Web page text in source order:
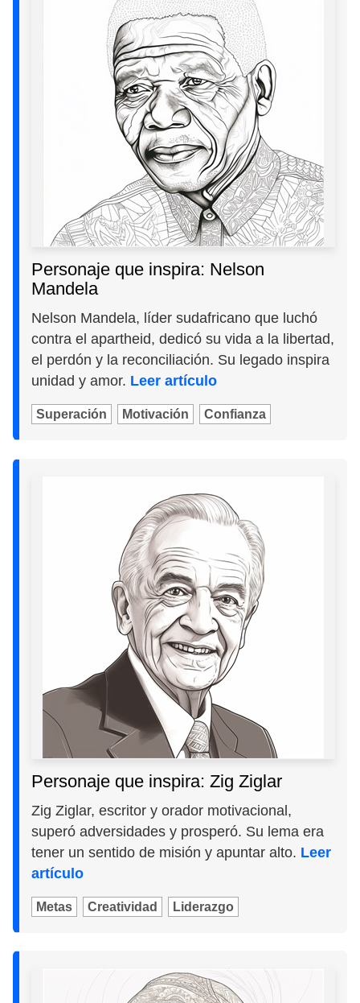
Personaje que inspira: Nelson
Mandela
Nelson Mandela, líder sudafricano que luchó
contra el apartheid, dedicó su vida a la libertad,
el perdón y la reconciliación. Su legado inspira
unidad y amor. Leer artículo
Superación Motivación Confianza
Personaje que inspira: Zig Ziglar
Zig Ziglar, escritor y orador motivacional,
superó adversidades y prosperó. Su lema era
tener un sentido de misión y apuntar alto. Leer
artículo
Metas Creatividad Liderazgo